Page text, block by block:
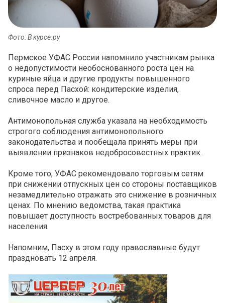
Фото: В курсе.ру
Пермское УФАС России напомнило участникам рынка
о недопустимости необоснованного роста цен на
куриные яйца и другие продукты повышенного
спроса перед Пасхой: кондитерские изделия,
сливочное масло и другое.
Антимонопольная служба указала на необходимость
строгого соблюдения антимонопольного
законодательства и пообещала принять меры при
выявлении признаков недобросовестных практик.
Кроме того, УФАС рекомендовало торговым сетям
при снижении отпускных цен со стороны поставщиков
незамедлительно отражать это снижение в розничных
ценах. По мнению ведомства, такая практика
повышает доступность востребованных товаров для
населения.
Напомним, Пасху в этом году православные будут
праздновать 12 апреля.